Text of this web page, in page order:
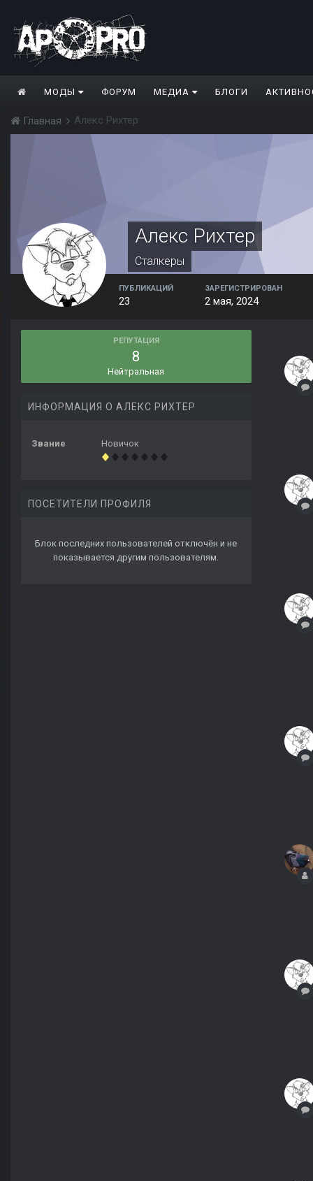
МОДЫ ФОРУМ МЕДИА БЛОГИ
Главная Алекс Рихтер
Алекс Рихтер
Сталкеры
ПУБЛИКАЦИЙ
23
ЗАРЕГИСТРИРОВАН
2 мая, 2024
РЕПУТАЦИЯ
8
Нейтральная
ИНФОРМАЦИЯ О АЛЕКС РИХТЕР
Звание Новичок
ПОСЕТИТЕЛИ ПРОФИЛЯ
Блок последних пользователей отключён и не
показывается другим пользователям.